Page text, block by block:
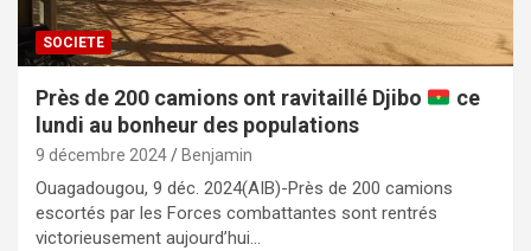
SOCIETE
Près de 200 camions ont ravitaillé Djibo
ce
lundi au bonheur des populations
9 décembre 2024 Benjamin
Ouagadougou, 9 déc. 2024(AIB)-Près de 200 camions
escortés par les Forces combattantes sont rentrés
victorieusement aujourd’hui…